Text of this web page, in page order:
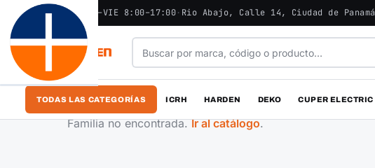
ABIERTO - LUN–VIE 8:00–17:00· Rio Abajo, Calle 14, Ciudad de Panamá
TODAS LAS CATEGORÍAS ICRH HARDEN DEKO CUPER ELECTRIC
Familia no encontrada.Ir al catálogo.